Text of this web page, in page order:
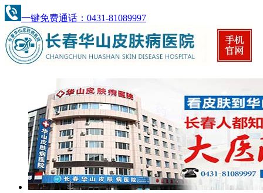
一键免费通话：0431-81089997